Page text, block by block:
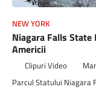
NEW YORK
Niagara Falls State
Americii
Clipuri Video
Parcul Statului Niagara